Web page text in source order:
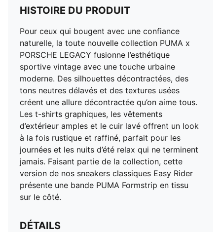
HISTOIRE DU PRODUIT
Pour ceux qui bougent avec une confiance
naturelle, la toute nouvelle collection PUMA x
PORSCHE LEGACY fusionne l’esthétique
sportive vintage avec une touche urbaine
moderne. Des silhouettes décontractées, des
tons neutres délavés et des textures usées
créent une allure décontractée qu’on aime tous.
Les t-shirts graphiques, les vêtements
d’extérieur amples et le cuir lavé offrent un look
à la fois rustique et raffiné, parfait pour les
journées et les nuits d’été relax qui ne terminent
jamais. Faisant partie de la collection, cette
version de nos sneakers classiques Easy Rider
présente une bande PUMA Formstrip en tissu
sur le côté.
DÉTAILS